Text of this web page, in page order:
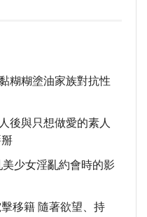
糊糊塗油家族對抗性
後與只想做愛的素人
少女淫亂約會時的影
移籍 隨著欲望、持